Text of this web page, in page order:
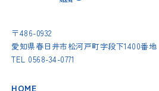
〒486-0932
愛知県春日井市松河戸町字段下1400番地
TEL 0568-34-0771
HOME